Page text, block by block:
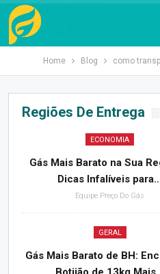
Home Blog como
Regiões De Entrega
ECONOMIA
Gás Mais Barato na Sua
Dicas Infalíveis
Equipe Preço Do Gás
GERAL
Gás Mais Barato de BH: